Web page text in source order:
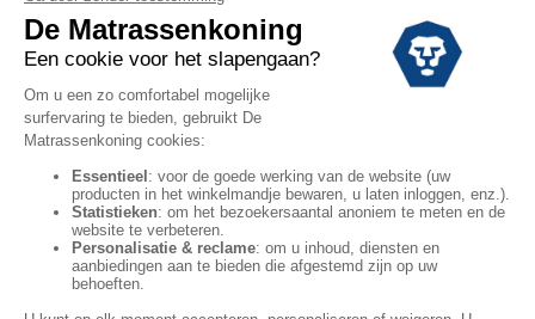
Vermeldingen
Black Friday
Voorraadverkoop
Algemene verkoopvoorwaarden voor winkels
Algemene verkoopvoorwaarden op internet
Wettelijke Bepalingen
Persoonlijke gegevens
Kortingscodes De Matrassenkoning